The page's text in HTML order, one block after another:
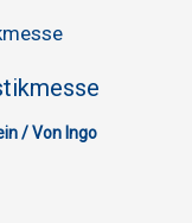
/ Von Ingo